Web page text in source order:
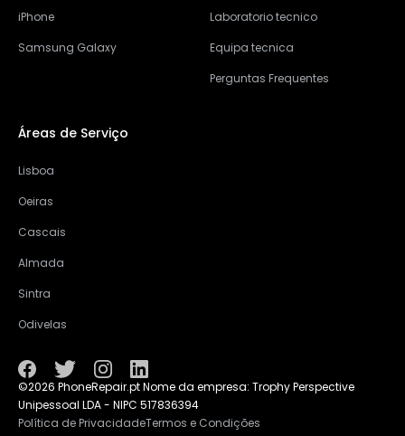
iPhone
Samsung Galaxy
Laboratorio tecnico
Equipa tecnica
Perguntas Frequentes
Áreas de Serviço
Lisboa
Oeiras
Cascais
Almada
Sintra
Odivelas
©2026 PhoneRepair.pt Nome da empresa: Trophy Perspective
Unipessoal LDA - NIPC 517836394
Política de PrivacidadeTermos e Condições